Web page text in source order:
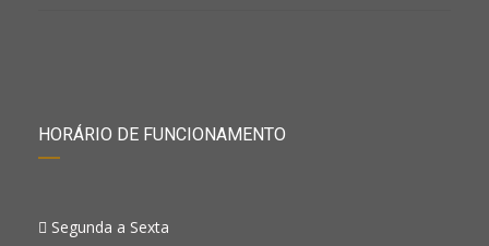
HORÁRIO DE FUNCIONAMENTO
Segunda a Sexta